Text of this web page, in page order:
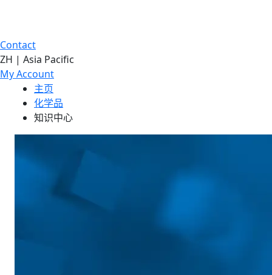
Contact
ZH | Asia Pacific
My Account
主页
化学品
知识中心